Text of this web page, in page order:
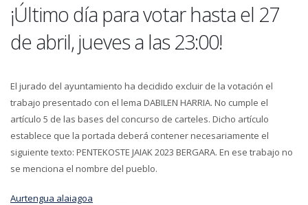
¡Último día para votar hasta el 27
de abril, jueves a las 23:00!
El jurado del ayuntamiento ha decidido excluir de la votación el
trabajo presentado con el lema DABILEN HARRIA. No cumple el
artículo 5 de las bases del concurso de carteles. Dicho artículo
establece que la portada deberá contener necesariamente el
siguiente texto: PENTEKOSTE JAIAK 2023 BERGARA. En ese trabajo no
se menciona el nombre del pueblo.
Aurtengua alaiagoa